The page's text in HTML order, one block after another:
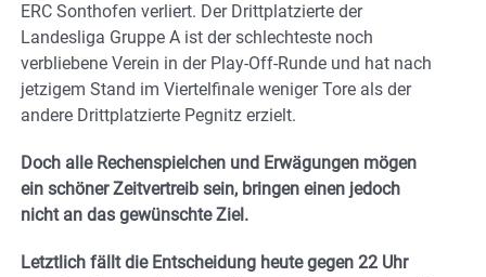
ERC Sonthofen verliert. Der Drittplatzierte der
Landesliga Gruppe A ist der schlechteste noch
verbliebene Verein in der Play-Off-Runde und hat nach
jetzigem Stand im Viertelfinale weniger Tore als der
andere Drittplatzierte Pegnitz erzielt.
Doch alle Rechenspielchen und Erwägungen mögen
ein schöner Zeitvertreib sein, bringen einen jedoch
nicht an das gewünschte Ziel.
Letztlich fällt die Entscheidung heute gegen 22 Uhr